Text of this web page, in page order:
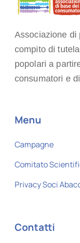
Associazione di
compito di
popolari a
consumatori e
Menu
Campagne
Comitato
Privacy Soci
Contatti